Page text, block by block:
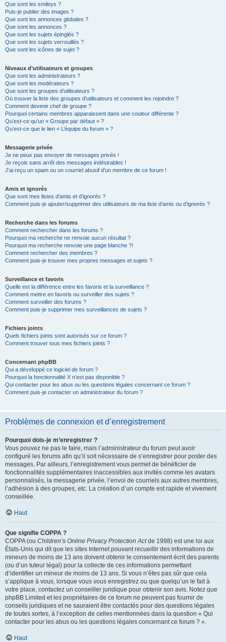
Que sont les smileys ?
Puis-je publier des images ?
Que sont les annonces globales ?
Que sont les annonces ?
Que sont les sujets épinglés ?
Que sont les sujets verrouillés ?
Que sont les icônes de sujet ?
Niveaux d’utilisateurs et groupes
Que sont les administrateurs ?
Que sont les modérateurs ?
Que sont les groupes d’utilisateurs ?
Où trouver la liste des groupes d’utilisateurs et comment les rejoindre ?
Comment devenir chef de groupe ?
Pourquoi certains membres apparaissent dans une couleur différente ?
Qu’est-ce qu’un « Groupe par défaut » ?
Qu’est-ce que le lien « L’équipe du forum » ?
Messagerie privée
Je ne peux pas envoyer de messages privés !
Je reçois sans arrêt des messages indésirables !
J’ai reçu un spam ou un courriel abusif d’un membre de ce forum !
Amis et ignorés
Que sont mes listes d’amis et d’ignorés ?
Comment puis-je ajouter/supprimer des utilisateurs de ma liste d’amis ou d’ignorés ?
Recherche dans les forums
Comment rechercher dans les forums ?
Pourquoi ma recherche ne renvoie aucun résultat ?
Pourquoi ma recherche renvoie une page blanche ?!
Comment rechercher des membres ?
Comment puis-je trouver mes propres messages et sujets ?
Surveillance et favoris
Quelle est la différence entre les favoris et la surveillance ?
Comment mettre en favoris ou surveiller des sujets ?
Comment surveiller des forums ?
Comment puis-je supprimer mes surveillances de sujets ?
Fichiers joints
Quels fichiers joints sont autorisés sur ce forum ?
Comment trouver tous mes fichiers joints ?
Concernant phpBB
Qui a développé ce logiciel de forum ?
Pourquoi la fonctionnalité X n’est pas disponible ?
Qui contacter pour les abus ou les questions légales concernant ce forum ?
Comment puis-je contacter un administrateur du forum ?
Problèmes de connexion et d’enregistrement
Pourquoi dois-je m’enregistrer ?
Vous pouvez ne pas le faire, mais l’administrateur du forum peut avoir
configuré les forums afin qu’il soit nécessaire de s’enregistrer pour poster des
messages. Par ailleurs, l’enregistrement vous permet de bénéficier de
fonctionnalités supplémentaires inaccessibles aux invités comme les avatars
personnalisés, la messagerie privée, l’envoi de courriels aux autres membres,
l’adhésion à des groupes, etc. La création d’un compte est rapide et vivement
conseillée.
Haut
Que signifie COPPA ?
COPPA (ou Children’s Online Privacy Protection Actde 1998) est une loi aux
États-Unis qui dit que les sites Internet pouvant recueillir des informations de
mineurs de moins de 13 ans doivent obtenir le consentement écrit des parents
(ou d’un tuteur légal) pour la collecte de ces informations permettant
d’identifier un mineur de moins de 13 ans. Si vous n’êtes pas sûr que cela
s’applique à vous, lorsque vous vous enregistrez ou que quelqu’un le fait à
votre place, contactez un conseiller juridique pour obtenir son avis. Notez que
phpBB Limited et les propriétaires de ce forum ne peuvent pas fournir de
conseils juridiques et ne sauraient être contactés pour des questions légales
de toutes sortes, à l’exception de celles mentionnées dans la question « Qui
contacter pour les abus ou les questions légales concernant ce forum ? ».
Haut